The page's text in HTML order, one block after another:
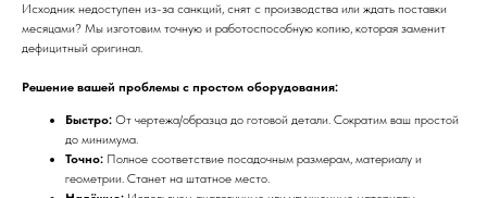
Исходник недоступен из-за санкций, снят с производства или ждать поставки
месяцами? Мы изготовим точную и работоспособную копию, которая заменит
дефицитный оригинал.
Решение вашей проблемы с простом оборудования:
Быстро: От чертежа/образца до готовой детали. Сократим ваш простой
до минимума.
Точно: Полное соответствие посадочным размерам, материалу и
геометрии. Станет на штатное место.